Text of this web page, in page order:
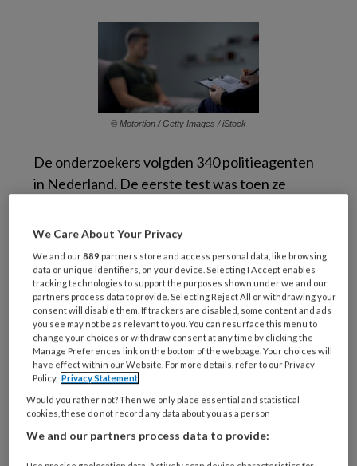
© Motortion / Getty Images / iStock
De onderzoekers volgden 340 politieagenten
in Nederland. De eerste test was toen ze
nogmaals na 16 maanden. In de opleiding zijn
ze tijdens stages vaak betrokken als
eerstehulpverlener als 112 wordt gebeld.
Daardoor hebben ze een hoge kans om te
maken te krijgen met ongelukken, het
overlijden van iemand, verwardheid of geweld.
Regulatie emotionele
reacties
We Care About Your Privacy
We and our889 partners store and access personal data, like browsing
data or unique identifiers, on your device. Selecting I Accept enables
tracking technologies to support the purposes shown under we and our
partners process data to provide. Selecting Reject All or withdrawing your
consent will disable them. If trackers are disabled, some content and ads
you see may not be as relevant to you. You can resurface this menu to
change your choices or withdraw consent at any time by clicking the
Manage Preferences link on the bottom of the webpage. Your choices will
have effect within our Website. For more details, refer to our Privacy
Policy. Privacy Statement
Would you rather not? Then we only place essential and statistical
cookies, these do not record any data about you as a person
We and our partners process data to provide: